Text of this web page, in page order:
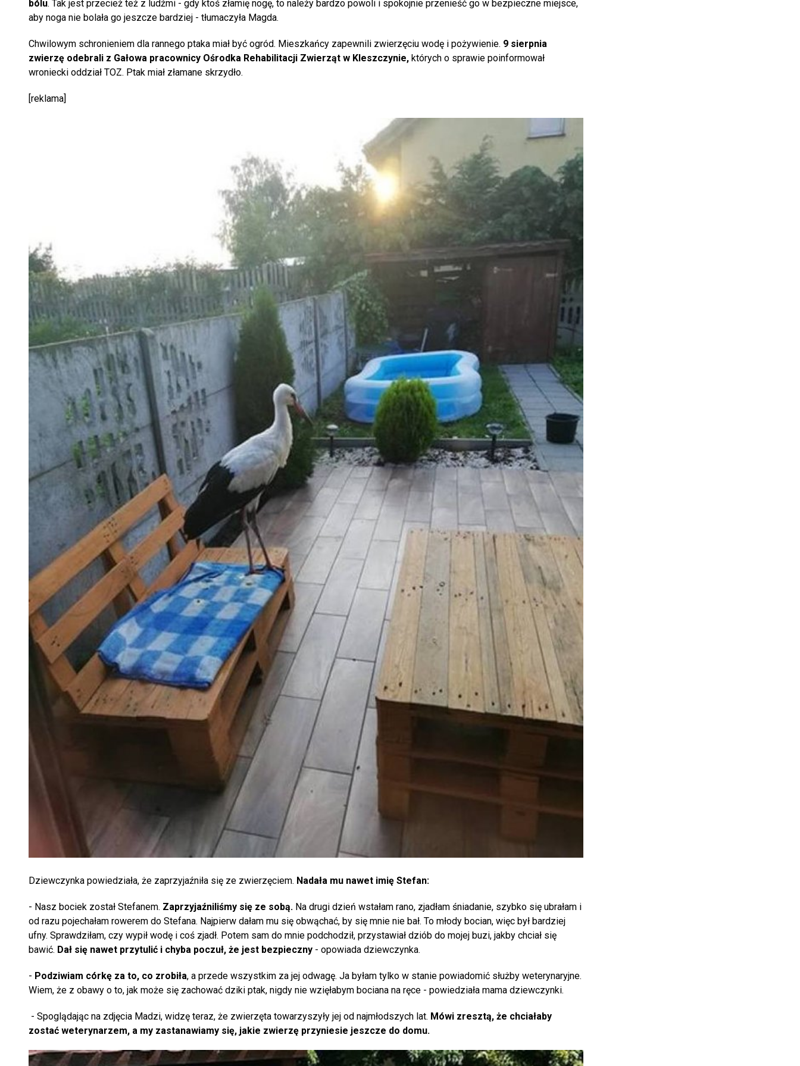
bólu. Tak jest przecież też z ludźmi - gdy ktoś złamię nogę, to należy bardzo powoli i spokojnie przenieść go w bezpieczne miejsce,
aby noga nie bolała go jeszcze bardziej - tłumaczyła Magda.
Chwilowym schronieniem dla rannego ptaka miał być ogród. Mieszkańcy zapewnili zwierzęciu wodę i pożywienie. 9 sierpnia
zwierzę odebrali z Gałowa pracownicy Ośrodka Rehabilitacji Zwierząt w Kleszczynie, których o sprawie poinformował
wroniecki oddział TOZ. Ptak miał złamane skrzydło.
[reklama]
Dziewczynka powiedziała, że zaprzyjaźniła się ze zwierzęciem. Nadała mu nawet imię Stefan:
- Nasz bociek został Stefanem. Zaprzyjaźniliśmy się ze sobą. Na drugi dzień wstałam rano, zjadłam śniadanie, szybko się ubrałam i
od razu pojechałam rowerem do Stefana. Najpierw dałam mu się obwąchać, by się mnie nie bał. To młody bocian, więc był bardziej
ufny. Sprawdziłam, czy wypił wodę i coś zjadł. Potem sam do mnie podchodził, przystawiał dziób do mojej buzi, jakby chciał się
bawić. Dał się nawet przytulić i chyba poczuł, że jest bezpieczny - opowiada dziewczynka.
- Podziwiam córkę za to, co zrobiła, a przede wszystkim za jej odwagę. Ja byłam tylko w stanie powiadomić służby weterynaryjne.
Wiem, że z obawy o to, jak może się zachować dziki ptak, nigdy nie wzięłabym bociana na ręce - powiedziała mama dziewczynki.
- Spoglądając na zdjęcia Madzi, widzę teraz, że zwierzęta towarzyszyły jej od najmłodszych lat. Mówi zresztą, że chciałaby
zostać weterynarzem, a my zastanawiamy się, jakie zwierzę przyniesie jeszcze do domu.